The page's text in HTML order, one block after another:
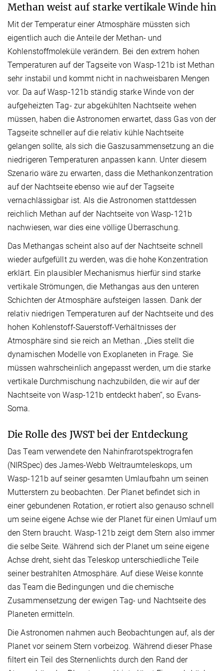
Methan weist auf starke vertikale Winde hin
Mit der Temperatur einer Atmosphäre müssten sich
eigentlich auch die Anteile der Methan- und
Kohlenstoffmoleküle verändern. Bei den extrem hohen
Temperaturen auf der Tagseite von Wasp-121b ist Methan
sehr instabil und kommt nicht in nachweisbaren Mengen
vor. Da auf Wasp-121b ständig starke Winde von der
aufgeheizten Tag- zur abgekühlten Nachtseite wehen
müssen, haben die Astronomen erwartet, dass Gas von der
Tagseite schneller auf die relativ kühle Nachtseite
gelangen sollte, als sich die Gaszusammensetzung an die
niedrigeren Temperaturen anpassen kann. Unter diesem
Szenario wäre zu erwarten, dass die Methankonzentration
auf der Nachtseite ebenso wie auf der Tagseite
vernachlässigbar ist. Als die Astronomen stattdessen
reichlich Methan auf der Nachtseite von Wasp-121b
nachwiesen, war dies eine völlige Überraschung.
Das Methangas scheint also auf der Nachtseite schnell
wieder aufgefüllt zu werden, was die hohe Konzentration
erklärt. Ein plausibler Mechanismus hierfür sind starke
vertikale Strömungen, die Methangas aus den unteren
Schichten der Atmosphäre aufsteigen lassen. Dank der
relativ niedrigen Temperaturen auf der Nachtseite und des
hohen Kohlenstoff-Sauerstoff-Verhältnisses der
Atmosphäre sind sie reich an Methan. „Dies stellt die
dynamischen Modelle von Exoplaneten in Frage. Sie
müssen wahrscheinlich angepasst werden, um die starke
vertikale Durchmischung nachzubilden, die wir auf der
Nachtseite von Wasp-121b entdeckt haben“, so Evans-
Soma.
Die Rolle des JWST bei der Entdeckung
Das Team verwendete den Nahinfrarotspektrografen
(NIRSpec) des James-Webb Weltraumteleskops, um
Wasp-121b auf seiner gesamten Umlaufbahn um seinen
Mutterstern zu beobachten. Der Planet befindet sich in
einer gebundenen Rotation, er rotiert also genauso schnell
um seine eigene Achse wie der Planet für einen Umlauf um
den Stern braucht. Wasp-121b zeigt dem Stern also immer
die selbe Seite. Während sich der Planet um seine eigene
Achse dreht, sieht das Teleskop unterschiedliche Teile
seiner bestrahlten Atmosphäre. Auf diese Weise konnte
das Team die Bedingungen und die chemische
Zusammensetzung der ewigen Tag- und Nachtseite des
Planeten ermitteln.
Die Astronomen nahmen auch Beobachtungen auf, als der
Planet vor seinem Stern vorbeizog. Während dieser Phase
filtert ein Teil des Sternenlichts durch den Rand der